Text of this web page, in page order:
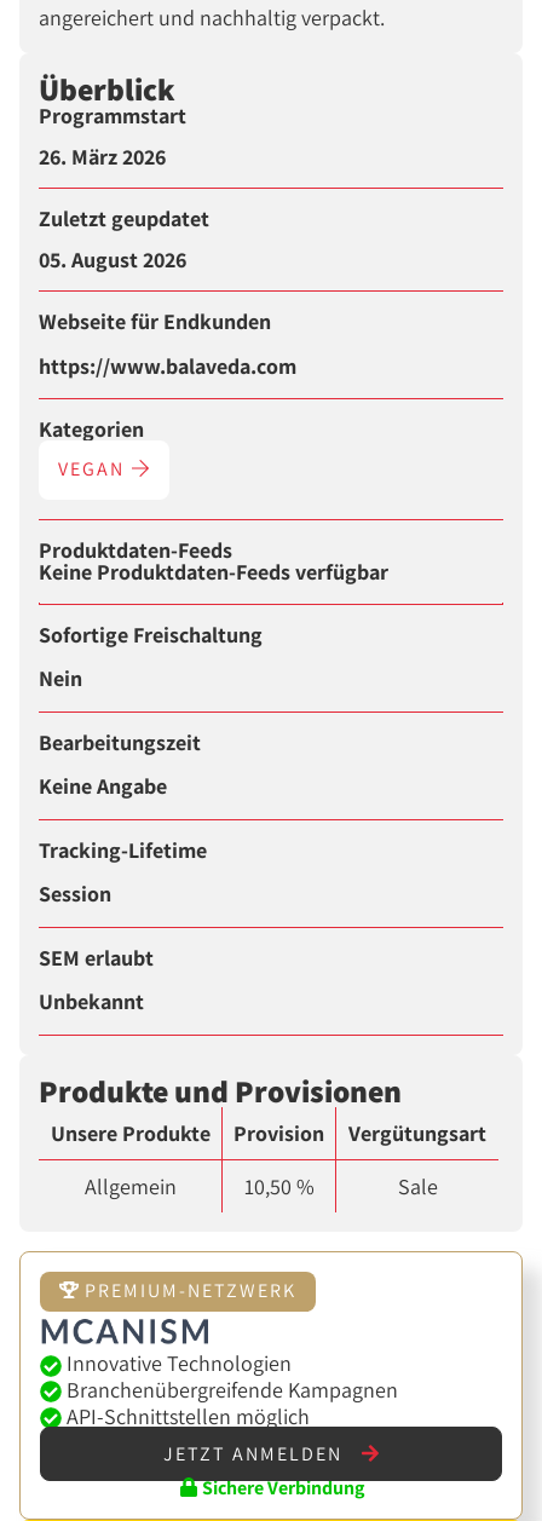
angereichert und nachhaltig verpackt.
Überblick
Programmstart
26. März 2026
Zuletzt geupdatet
05. August 2026
Webseite für Endkunden
https://www.balaveda.com
Kategorien
VEGAN
Produktdaten-Feeds
Keine Produktdaten-Feeds verfügbar
Sofortige Freischaltung
Nein
Bearbeitungszeit
Keine Angabe
Tracking-Lifetime
Session
SEM erlaubt
Unbekannt
Produkte und Provisionen
Unsere Produkte Provision
Vergütungsart
Allgemein
10,50 % Sale
PREMIUM-NETZWERK
Innovative Technologien
Branchenübergreifende Kampagnen
API-Schnittstellen möglich
JETZT ANMELDEN
Sichere Verbindung